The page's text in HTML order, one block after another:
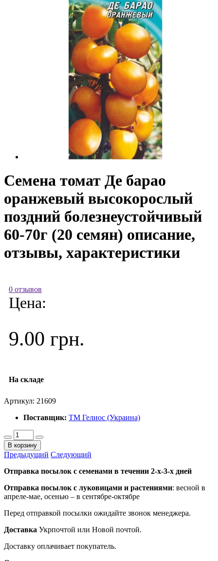
Семена томат Де барао
оранжевый высокорослый
поздний болезнеустойчивый
60-70г (20 семян) описание,
отзывы, характеристики
0 отзывов
Цена:
9.00 грн.
На складе
Артикул: 21609
Поставщик: ТМ Гелиос (Украина)
В корзину
Предыдущий Следующий
Отправка посылок с семенами в течении 2-х-3-х дней
Отправка посылок с луковицами и растениями: весной в
апреле-мае, осенью – в сентябре-октябре
Перед отправкой посылки ожидайте звонок менеджера.
Доставка Укрпочтой или Новой почтой.
Доставку оплачивает покупатель.